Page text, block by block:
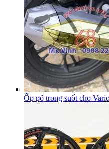
Ốp pô trong suốt cho